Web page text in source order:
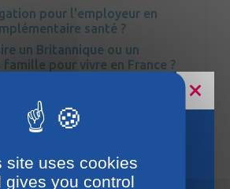
pour l'employeur en
santé ?
un Britannique ou un
famille pour vivre en France ?
salarié ?
salarié par un groupement
quelles sont les règles ?
site uses cookies
gives you control